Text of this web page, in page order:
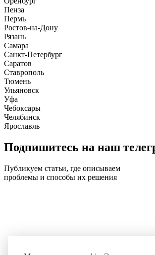
Пенза
Пермь
Ростов-на-Дону
Рязань
Самара
Санкт-Петербург
Саратов
Ставрополь
Тюмень
Ульяновск
Уфа
Чебоксары
Челябинск
Ярославль
Подпишитесь на наш
Публикуем статьи, где описываем
проблемы и способы их решения